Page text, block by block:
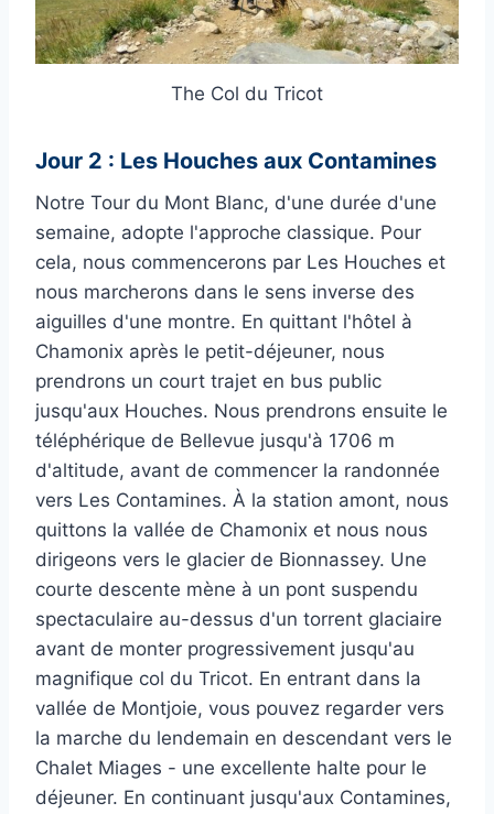
The Col du Tricot
Jour 2 : Les Houches aux Contamines
Notre Tour du Mont Blanc, d'une durée d'une
semaine, adopte l'approche classique. Pour
cela, nous commencerons par Les Houches et
nous marcherons dans le sens inverse des
aiguilles d'une montre. En quittant l'hôtel à
Chamonix après le petit-déjeuner, nous
prendrons un court trajet en bus public
jusqu'aux Houches. Nous prendrons ensuite le
téléphérique de Bellevue jusqu'à 1706 m
d'altitude, avant de commencer la randonnée
vers Les Contamines. À la station amont, nous
quittons la vallée de Chamonix et nous nous
dirigeons vers le glacier de Bionnassey. Une
courte descente mène à un pont suspendu
spectaculaire au-dessus d'un torrent glaciaire
avant de monter progressivement jusqu'au
magnifique col du Tricot. En entrant dans la
vallée de Montjoie, vous pouvez regarder vers
la marche du lendemain en descendant vers le
Chalet Miages - une excellente halte pour le
déjeuner. En continuant jusqu'aux Contamines,